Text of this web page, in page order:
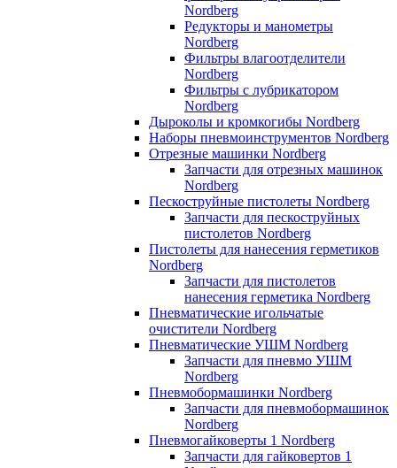
Nordberg
Редукторы и манометры
Nordberg
Фильтры влагоотделители
Nordberg
Фильтры с лубрикатором
Nordberg
Дыроколы и кромкогибы Nordberg
Наборы пневмоинструментов Nordberg
Отрезные машинки Nordberg
Запчасти для отрезных машинок
Nordberg
Пескоструйные пистолеты Nordberg
Запчасти для пескоструйных
пистолетов Nordberg
Пистолеты для нанесения герметиков
Nordberg
Запчасти для пистолетов
нанесения герметика Nordberg
Пневматические игольчатые
очистители Nordberg
Пневматические УШМ Nordberg
Запчасти для пневмо УШМ
Nordberg
Пневмобормашинки Nordberg
Запчасти для пневмобормашинок
Nordberg
Пневмогайковерты 1 Nordberg
Запчасти для гайковертов 1